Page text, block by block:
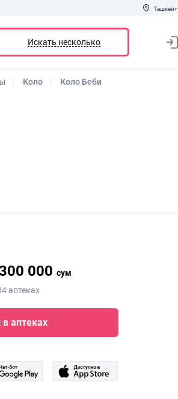
Ташкент
Искать несколько
Коло Коло Беби
000 сум
аптеках
в аптеках